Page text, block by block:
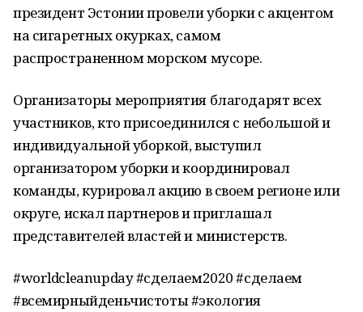
президент Эстонии провели уборки с акцентом
на сигаретных окурках, самом
распространенном морском мусоре.
Организаторы мероприятия благодарят всех
участников, кто присоединился с небольшой и
индивидуальной уборкой, выступил
организатором уборки и координировал
команды, курировал акцию в своем регионе или
округе, искал партнеров и приглашал
представителей властей и министерств.
#worldcleanupday #сделаем2020 #сделаем
#всемирныйденьчистоты #экология